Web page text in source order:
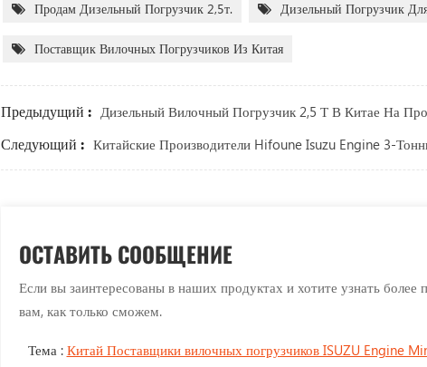
Продам Дизельный Погрузчик 2,5т. Дизельный Погрузчик
Поставщик Вилочных Погрузчиков Из Китая
Предыдущий : Дизельный Вилочный Погрузчик 2,5 Т В Китае На
Следующий : Китайские Производители Hifoune Isuzu Engine 3-
ОСТАВИТЬ СООБЩЕНИЕ
Если вы заинтересованы в наших продуктах и хотите узнать
вам, как только сможем.
Тема : Китай Поставщики вилочных погрузчиков ISUZU Engine